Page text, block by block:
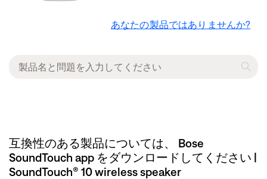
あなたの製品ではありませんか?
互換性のある製品については、 Bose
SoundTouch app をダウンロードしてください |
SoundTouch® 10 wireless speaker